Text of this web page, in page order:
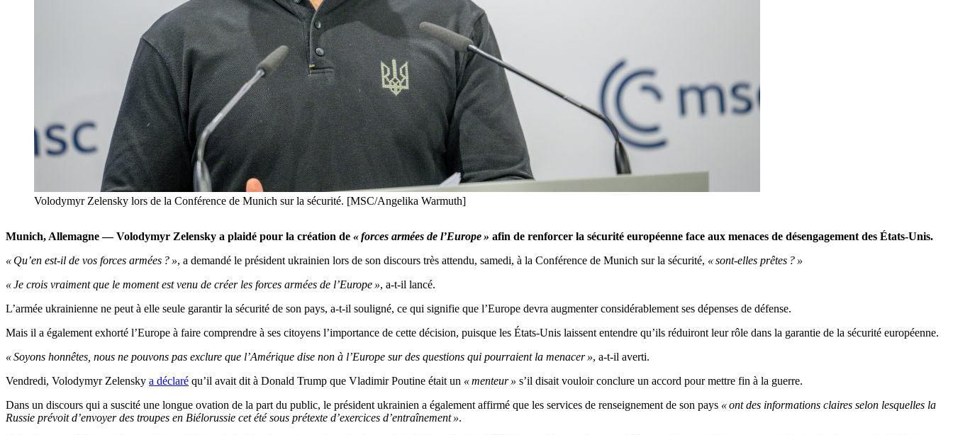
Volodymyr Zelensky lors de la Conférence de Munich sur la sécurité. [MSC/Angelika Warmuth]
Munich, Allemagne — Volodymyr Zelensky a plaidé pour la création de « forces armées de l’Europe » afin de renforcer la sécurité européenne face aux menaces de désengagement des États-Unis.
« Qu’en est-il de vos forces armées ? », a demandé le président ukrainien lors de son discours très attendu, samedi, à la Conférence de Munich sur la sécurité, « sont-elles prêtes ? »
« Je crois vraiment que le moment est venu de créer les forces armées de l’Europe », a-t-il lancé.
L’armée ukrainienne ne peut à elle seule garantir la sécurité de son pays, a-t-il souligné, ce qui signifie que l’Europe devra augmenter considérablement ses dépenses de défense.
Mais il a également exhorté l’Europe à faire comprendre à ses citoyens l’importance de cette décision, puisque les États-Unis laissent entendre qu’ils réduiront leur rôle dans la garantie de la sécurité européenne.
« Soyons honnêtes, nous ne pouvons pas exclure que l’Amérique dise non à l’Europe sur des questions qui pourraient la menacer », a-t-il averti.
Vendredi, Volodymyr Zelensky a déclaré qu’il avait dit à Donald Trump que Vladimir Poutine était un « menteur » s’il disait vouloir conclure un accord pour mettre fin à la guerre.
Dans un discours qui a suscité une longue ovation de la part du public, le président ukrainien a également affirmé que les services de renseignement de son pays « ont des informations claires selon lesquelles la
Russie prévoit d’envoyer des troupes en Biélorussie cet été sous prétexte d’exercices d’entraînement ».